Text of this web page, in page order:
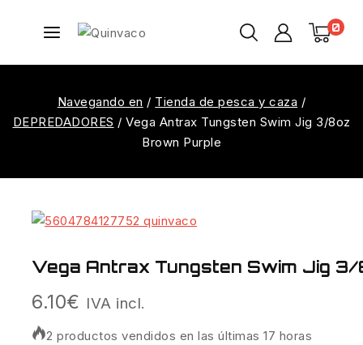
0
Navegando en / Tienda de pesca y caza /
DEPREDADORES / Vega Antrax Tungsten Swim Jig 3/8oz
Brown Purple
Vega Antrax Tungsten Swim Jig
6.10€ IVA incl.
2 productos vendidos en las últimas 17 horas